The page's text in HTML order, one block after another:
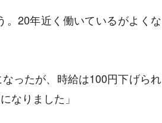
。20年近く働いているがよくな
ったが、時給は100円下げられ
なりました」